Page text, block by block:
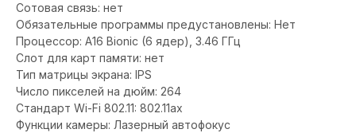
Сотовая связь: нет
Обязательные программы предустановлены: Нет
Процессор: A16 Bionic (6 ядер), 3.46 ГГц
Слот для карт памяти: нет
Тип матрицы экрана: IPS
Число пикселей на дюйм: 264
Стандарт Wi-Fi 802.11: 802.11ax
Функции камеры: Лазерный автофокус